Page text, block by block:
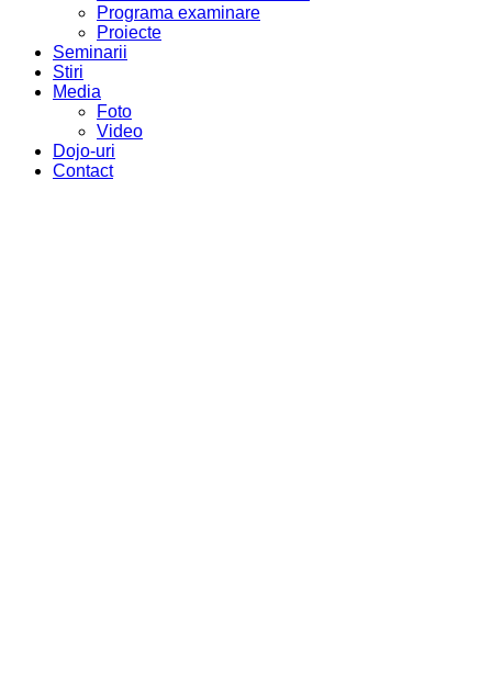
Programa examinare
Proiecte
Seminarii
Stiri
Media
Foto
Video
Dojo-uri
Contact